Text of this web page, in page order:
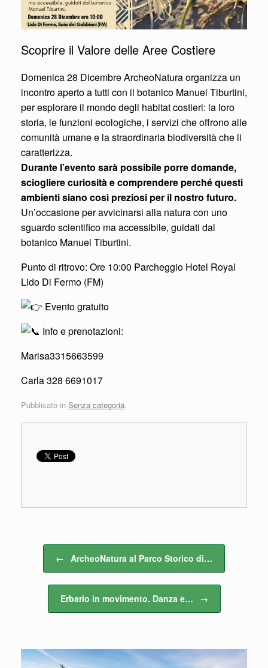
Scoprire il Valore delle Aree Costiere
Domenica 28 Dicembre ArcheoNatura organizza un
incontro aperto a tutti con il botanico Manuel Tiburtini,
per esplorare il mondo degli habitat costieri: la loro
storia, le funzioni ecologiche, i servizi che offrono alle
comunità umane e la straordinaria biodiversità che li
caratterizza.
Durante l’evento sarà possibile porre domande,
sciogliere curiosità e comprendere perché questi
ambienti siano così preziosi per il nostro futuro.
Un’occasione per avvicinarsi alla natura con uno
sguardo scientifico ma accessibile, guidati dal
botanico Manuel Tiburtini.
Punto di ritrovo: Ore 10:00 Parcheggio Hotel Royal
Lido Di Fermo (FM)
Evento gratuito
Info e prenotazioni:
Marisa3315663599
Carla 328 6691017
Pubblicato in Senza categoria.
Navigazione articolo
← ArcheoNatura al Parco Storico di…
Erbario in movimento. Danza e… →